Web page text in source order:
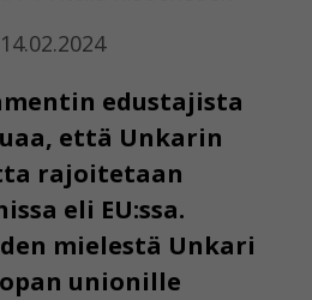
edustajista
että Unkarin
rajoitetaan
eli EU:ssa.
mielestä Unkari
unionille